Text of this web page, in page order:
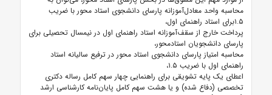
محاسبه واحد معادل‌آموزانه پارسای دانشجوی استاد محور با ضریب
۱.۵برای استاد راهنمای اول،
پرداخت خارج از سقف‌آموزانه استاد راهنمای اول در نیمسال تحصیلی برای
پارسای دانشجویان استادمحور،
محاسبه امتیاز پارسای دانشجوی استاد محور در ترفیع سالیانه استاد
راهنمای اول با ضریب ۱.۵،
اعطای یک پایه تشویقی برای راهنمایی چهار سهم کامل رساله دکتری
تخصصی (دفاع شده) و یا هشت سهم کامل پایان‌نامه کارشناسی ارشد